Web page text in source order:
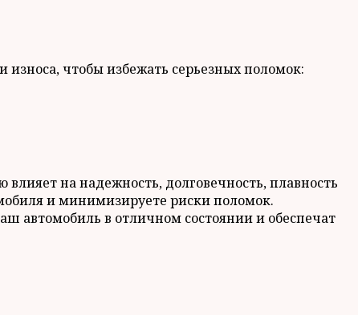
чтобы избежать серьезных поломок:
на надежность, долговечность, плавность
и минимизируете риски поломок.
автомобиль в отличном состоянии и обеспечат